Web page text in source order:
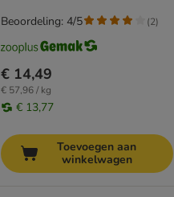
€ 14,49
€ 57,96 / kg
€ 13,77
Beoordeling: 4/5 (2)
Toevoegen aan
winkelwagen